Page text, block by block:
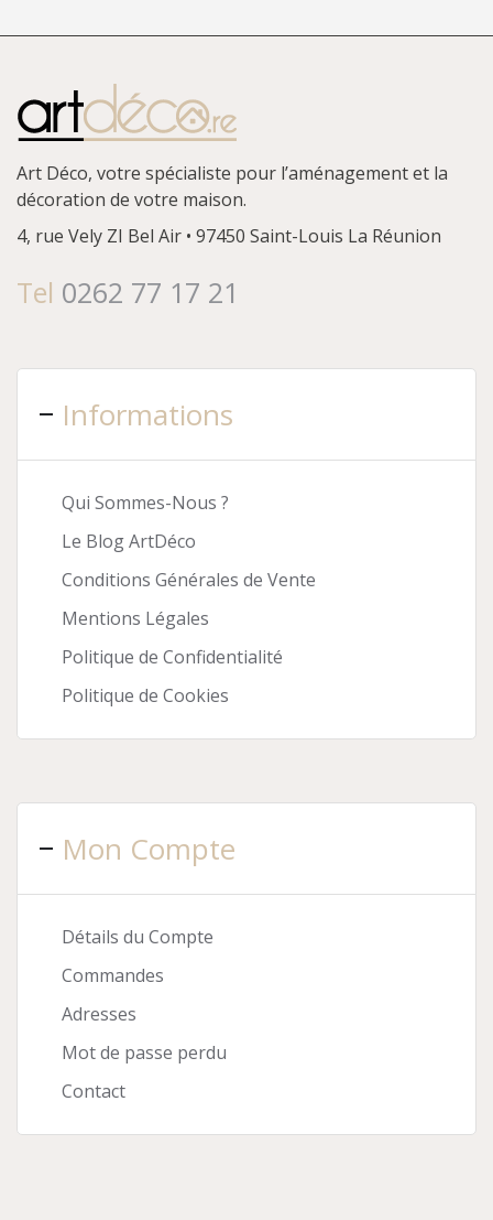
Art Déco, votre spécialiste pour l’aménagement et la
décoration de votre maison.
4, rue Vely ZI Bel Air • 97450 Saint-Louis La Réunion
Tel 0262 77 17 21
Informations
Qui Sommes-Nous ?
Le Blog ArtDéco
Conditions Générales de Vente
Mentions Légales
Politique de Confidentialité
Politique de Cookies
Mon Compte
Détails du Compte
Commandes
Adresses
Mot de passe perdu
Contact